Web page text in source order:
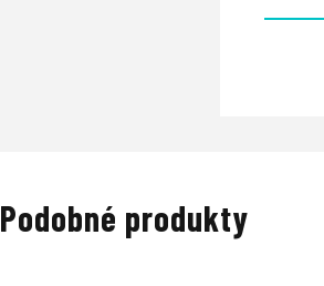
Podobné produkty